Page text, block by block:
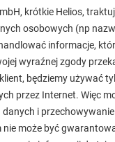
krótkie Helios,
osobowych (np
informacje,
wyraźnej zgody
będziemy używać
przez Internet. Więc
danych i
nie może być